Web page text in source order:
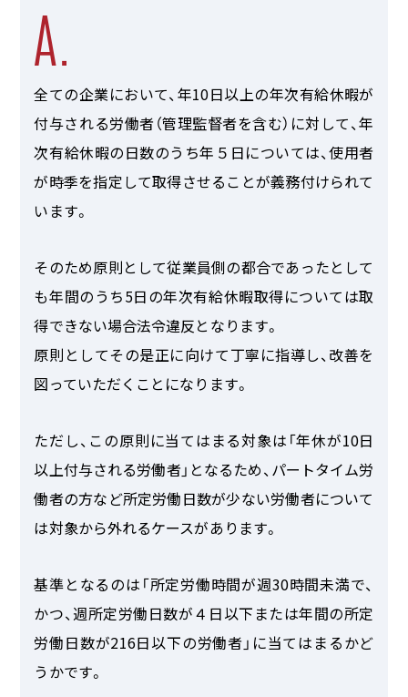
全ての企業において、年10日以上の年次有給休暇が
付与される労働者（管理監督者を含む）に対して、年
次有給休暇の日数のうち年５日については、使用者
が時季を指定して取得させることが義務付けられて
います。
そのため原則として従業員側の都合であったとして
も年間のうち5日の年次有給休暇取得については取
得できない場合法令違反となります。
原則としてその是正に向けて丁寧に指導し、改善を
図っていただくことになります。
ただし、この原則に当てはまる対象は「年休が10日
以上付与される労働者」となるため、パートタイム労
働者の方など所定労働日数が少ない労働者について
は対象から外れるケースがあります。
基準となるのは「所定労働時間が週30時間未満で、
かつ、週所定労働日数が４日以下または年間の所定
労働日数が216日以下の労働者」に当てはまるかど
うかです。